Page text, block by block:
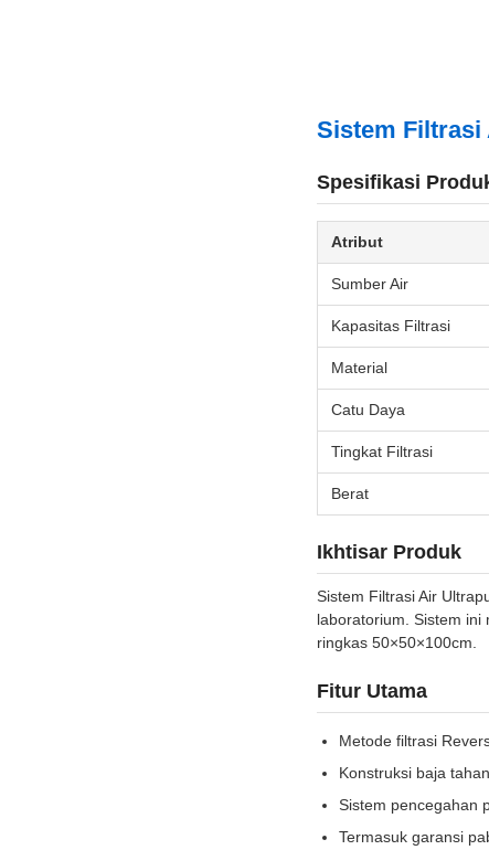
Sistem Filtrasi
Spesifikasi
Atribut
Sumber Air
Kapasitas Filtrasi
Material
Catu Daya
Tingkat Filtrasi
Berat
Ikhtisar Produk
Sistem Filtrasi Air
laboratorium. Sistem ini
ringkas 50×50×100cm.
Fitur Utama
Metode filtrasi
Konstruksi baja
Sistem pencegahan
Termasuk garansi